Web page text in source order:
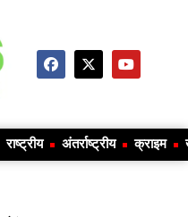
राष्ट्रीय अंतर्राष्ट्रीय क्राइम